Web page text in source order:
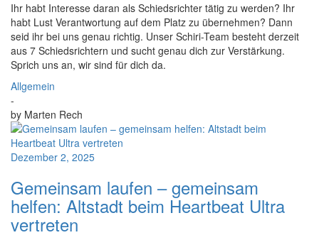
Ihr habt Interesse daran als Schiedsrichter tätig zu werden? Ihr
habt Lust Verantwortung auf dem Platz zu übernehmen? Dann
seid ihr bei uns genau richtig. Unser Schiri-Team besteht derzeit
aus 7 Schiedsrichtern und sucht genau dich zur Verstärkung.
Sprich uns an, wir sind für dich da.
Allgemein
-
by Marten Rech
Dezember 2, 2025
Gemeinsam laufen – gemeinsam
helfen: Altstadt beim Heartbeat Ultra
vertreten